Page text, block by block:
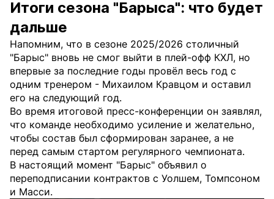
Итоги сезона "Барыса": что будет
дальше
Напомним, что в сезоне 2025/2026 столичный
"Барыс" вновь не смог выйти в плей-офф КХЛ, но
впервые за последние годы провёл весь год с
одним тренером - Михаилом Кравцом и оставил
его на следующий год.
Во время итоговой пресс-конференции он заявлял,
что команде необходимо усиление и желательно,
чтобы состав был сформирован заранее, а не
перед самым стартом регулярного чемпионата.
В настоящий момент "Барыс" объявил о
переподписании контрактов с Уолшем, Томпсоном
и Масси.